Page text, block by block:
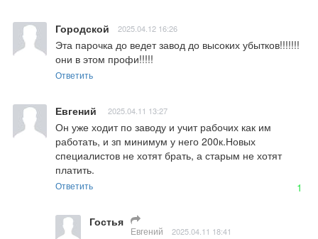
Городской 2025.04.12 16:26
Эта парочка до ведет завод до высоких убытков!!!!!!!
они в этом профи!!!!!
Ответить
Евгений 2025.04.11 13:27
Он уже ходит по заводу и учит рабочих как им
работать, и зп минимум у него 200к.Новых
специалистов не хотят брать, а старым не хотят
платить.
Ответить 1
Гостья
Евгений 2025.04.11 18:41